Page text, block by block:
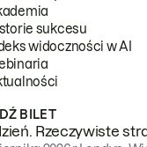
sukcesu
widoczności w AI
BILET
Rzeczywiste